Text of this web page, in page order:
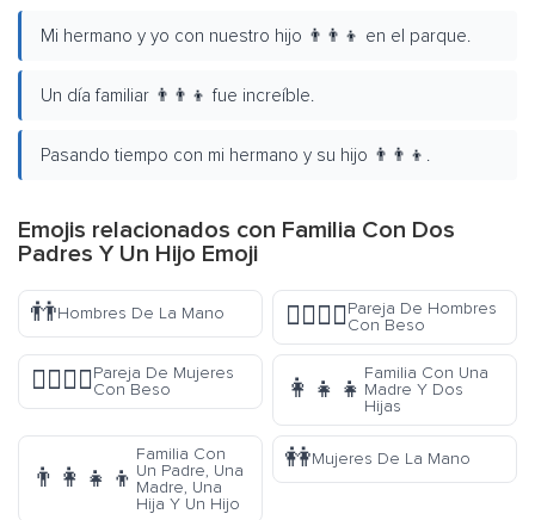
Mi hermano y yo con nuestro hijo 👨‍👨‍👦 en el parque.
Un día familiar 👨‍👨‍👦 fue increíble.
Pasando tiempo con mi hermano y su hijo 👨‍👨‍👦.
Emojis relacionados con Familia Con Dos
Padres Y Un Hijo Emoji
👬Hombres De La Mano 👨‍❤️‍💋‍👨Pareja De Hombres
Con Beso
👩‍❤️‍💋‍👩Pareja De Mujeres
Con Beso
👩‍👧‍👧
Familia Con Una
Madre Y Dos
Hijas
👨‍👩‍👧‍👦
Familia Con
Un Padre, Una
Madre, Una
Hija Y Un Hijo
👭Mujeres De La Mano